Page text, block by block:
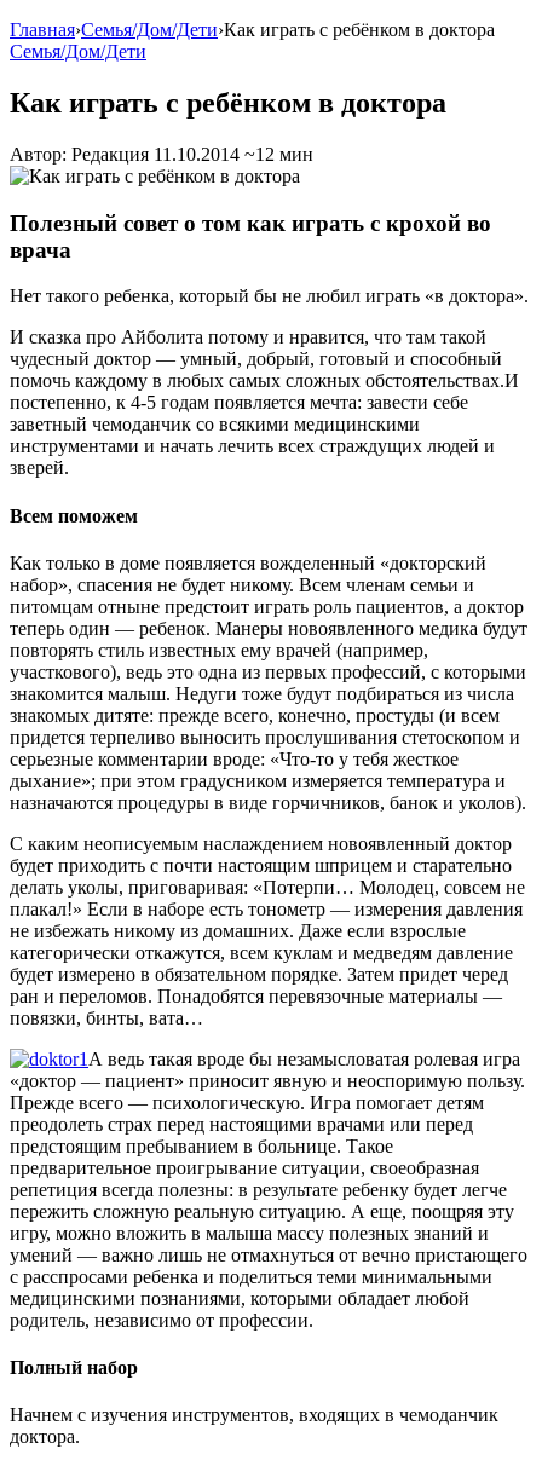
Главная›Семья/Дом/Дети›Как играть с ребёнком в доктора
Семья/Дом/Дети
Как играть с ребёнком в доктора
Автор: Редакция 11.10.2014 ~12 мин
Полезный совет о том как играть с крохой во
врача
Нет такого ребенка, который бы не любил играть «в доктора».
И сказка про Айболита потому и нравится, что там такой
чудесный доктор — умный, добрый, готовый и способный
помочь каждому в любых самых сложных обстоятельствах.И
постепенно, к 4-5 годам появляется мечта: завести себе
заветный чемоданчик со всякими медицинскими
инструментами и начать лечить всех страждущих людей и
зверей.
Всем поможем
Как только в доме появляется вожделенный «докторский
набор», спасения не будет никому. Всем членам семьи и
питомцам отныне предстоит играть роль пациентов, а доктор
теперь один — ребенок. Манеры новоявленного медика будут
повторять стиль известных ему врачей (например,
участкового), ведь это одна из первых профессий, с которыми
знакомится малыш. Недуги тоже будут подбираться из числа
знакомых дитяте: прежде всего, конечно, простуды (и всем
придется терпеливо выносить прослушивания стетоскопом и
серьезные комментарии вроде: «Что-то у тебя жесткое
дыхание»; при этом градусником измеряется температура и
назначаются процедуры в виде горчичников, банок и уколов).
С каким неописуемым наслаждением новоявленный доктор
будет приходить с почти настоящим шприцем и старательно
делать уколы, приговаривая: «Потерпи… Молодец, совсем не
плакал!» Если в наборе есть тонометр — измерения давления
не избежать никому из домашних. Даже если взрослые
категорически откажутся, всем куклам и медведям давление
будет измерено в обязательном порядке. Затем придет черед
ран и переломов. Понадобятся перевязочные материалы —
повязки, бинты, вата…
А ведь такая вроде бы незамысловатая ролевая игра
«доктор — пациент» приносит явную и неоспоримую пользу.
Прежде всего — психологическую. Игра помогает детям
преодолеть страх перед настоящими врачами или перед
предстоящим пребыванием в больнице. Такое
предварительное проигрывание ситуации, своеобразная
репетиция всегда полезны: в результате ребенку будет легче
пережить сложную реальную ситуацию. А еще, поощряя эту
игру, можно вложить в малыша массу полезных знаний и
умений — важно лишь не отмахнуться от вечно пристающего
с расспросами ребенка и поделиться теми минимальными
медицинскими познаниями, которыми обладает любой
родитель, независимо от профессии.
Полный набор
Начнем с изучения инструментов, входящих в чемоданчик
доктора.